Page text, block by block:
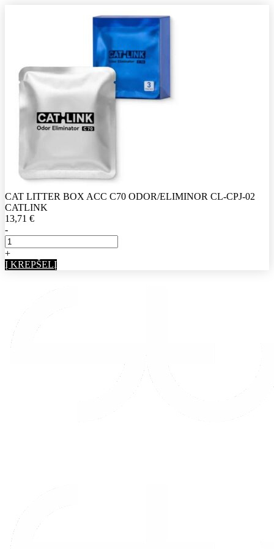
CAT LITTER BOX ACC C70 ODOR/ELIMINOR CL-CPJ-02
CATLINK
13,71 €
-
+
Į KREPŠELĮ